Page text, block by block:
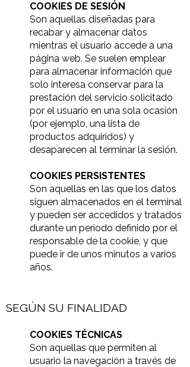
COOKIES DE SESIÓN
Son aquellas diseñadas para
recabar y almacenar datos
mientras el usuario accede a una
página web. Se suelen emplear
para almacenar información que
solo interesa conservar para la
prestación del servicio solicitado
por el usuario en una sola ocasión
(por ejemplo, una lista de
productos adquiridos) y
desaparecen al terminar la sesión.
COOKIES PERSISTENTES
Son aquellas en las que los datos
siguen almacenados en el terminal
y pueden ser accedidos y tratados
durante un periodo definido por el
responsable de la cookie, y que
puede ir de unos minutos a varios
años.
SEGÚN SU FINALIDAD
COOKIES TÉCNICAS
Son aquellas que permiten al
usuario la navegación a través de